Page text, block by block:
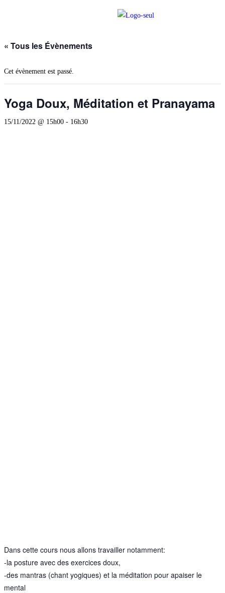
« Tous les Évènements
Cet évènement est passé.
Yoga Doux, Méditation et Pranayama
15/11/2022 @ 15h00 - 16h30
Dans cette cours nous allons travailler notamment:
-la posture avec des exercices doux,
-des mantras (chant yogiques) et la méditation pour apaiser le
mental